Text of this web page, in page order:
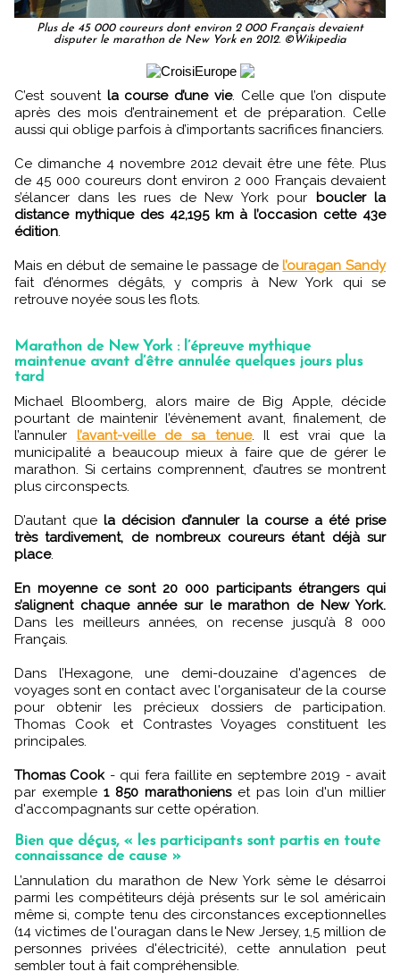
Plus de 45 000 coureurs dont environ 2 000 Français devaient
disputer le marathon de New York en 2012. ©Wikipedia
C’est souvent la course d’une vie. Celle que l’on dispute
après des mois d’entrainement et de préparation. Celle
aussi qui oblige parfois à d’importants sacrifices financiers.
Ce dimanche 4 novembre 2012 devait être une fête. Plus
de 45 000 coureurs dont environ 2 000 Français devaient
s’élancer dans les rues de New York pour boucler la
distance mythique des 42,195 km à l’occasion cette 43e
édition.
Mais en début de semaine le passage del’ouragan Sandy
fait d’énormes dégâts, y compris à New York qui se
retrouve noyée sous les flots.
Marathon de New York : l’épreuve mythique
maintenue avant d’être annulée quelques jours plus
tard
Michael Bloomberg, alors maire de Big Apple, décide
pourtant de maintenir l’évènement avant, finalement, de
l’annuler l’avant-veille de sa tenue. Il est vrai que la
municipalité a beaucoup mieux à faire que de gérer le
marathon. Si certains comprennent, d’autres se montrent
plus circonspects.
D’autant quela décision d’annuler la course a été prise
très tardivement, de nombreux coureurs étant déjà sur
place.
En moyenne ce sont 20 000 participants étrangers qui
s’alignent chaque année sur le marathon de New York.
Dans les meilleurs années, on recense jusqu’à 8 000
Français.
Dans l’Hexagone, une demi-douzaine d'agences de
voyages sont en contact avec l'organisateur de la course
pour obtenir les précieux dossiers de participation.
Thomas Cook et Contrastes Voyages constituent les
principales.
Thomas Cook- qui fera faillite en septembre 2019 - avait
par exemple 1 850 marathonienset pas loin d'un millier
d'accompagnants sur cette opération.
Bien que déçus, « les participants sont partis en toute
connaissance de cause »
L’annulation du marathon de New York sème le désarroi
parmi les compétiteurs déjà présents sur le sol américain
même si, compte tenu des circonstances exceptionnelles
(14 victimes de l'ouragan dans le New Jersey, 1,5 million de
personnes privées d'électricité), cette annulation peut
sembler tout à fait compréhensible.